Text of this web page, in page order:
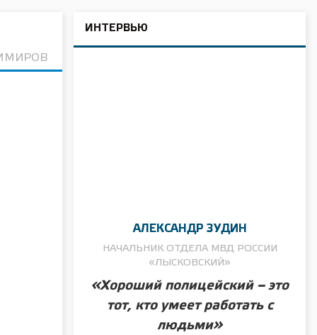
ИНТЕРВЬЮ
АЛЕКСАНДР ЗУДИН
НАЧАЛЬНИК ОТДЕЛА МВД РОССИИ
«ЛЫСКОВСКИЙ»
«Хороший полицейский – это
тот, кто умеет работать с
людьми»